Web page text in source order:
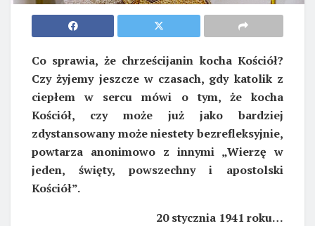
Co sprawia, że chrześcijanin kocha Kościół?
Czy żyjemy jeszcze w czasach, gdy katolik z
ciepłem w sercu mówi o tym, że kocha
Kościół, czy może już jako bardziej
zdystansowany może niestety bezrefleksyjnie,
powtarza anonimowo z innymi „Wierzę w
jeden, święty, powszechny i apostolski
Kościół”.
20 stycznia 1941 roku…